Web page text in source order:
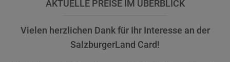
AKTUELLE PREISE IM ÜBERBLICK
Vielen herzlichen Dank für Ihr Interesse an der
SalzburgerLand Card!